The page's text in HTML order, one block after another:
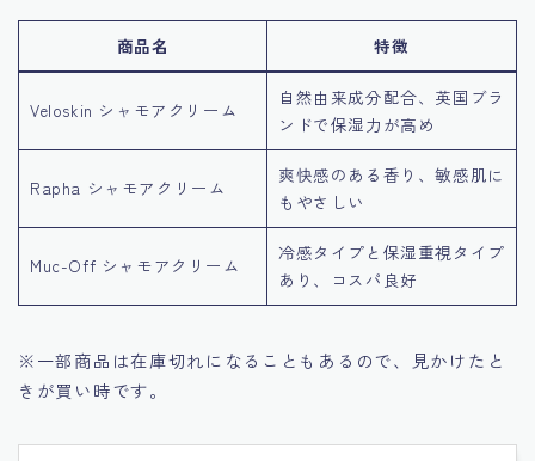
商品名 特徴
Veloskin シャモアクリーム
自然由来成分配合、英国ブラ
ンドで保湿力が高め
Rapha シャモアクリーム
爽快感のある香り、敏感肌に
もやさしい
Muc-Off シャモアクリーム
冷感タイプと保湿重視タイプ
あり、コスパ良好
※一部商品は在庫切れになることもあるので、見かけたと
きが買い時です。